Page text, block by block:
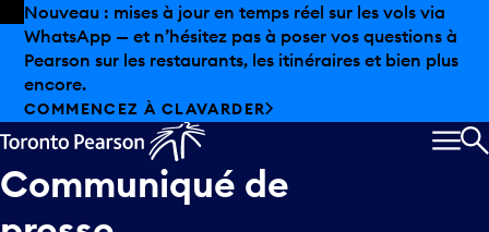
Skip to offers
Passer au contenu principal
Les aubaines estivales sont arrivées chez Pearson.
Magasinage hors taxes, offres gastronomiques et bien
plus encore.
DÉCOUVREZ L’ÉTÉ CHEZ PEARSON
Communiqué de
presse